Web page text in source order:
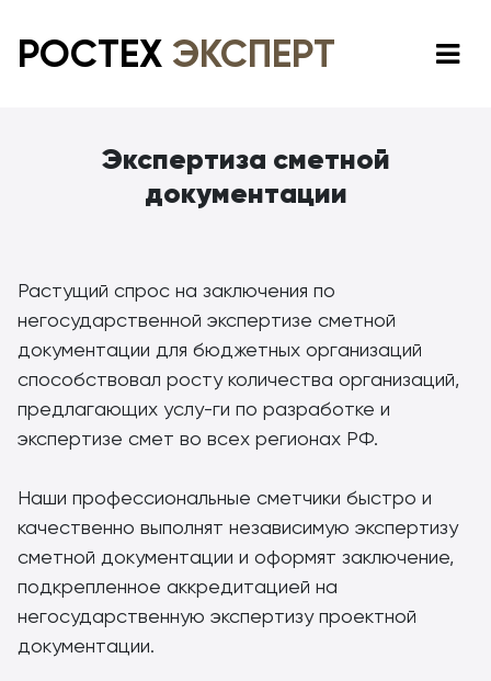
РОСТЕХ ЭКСПЕРТ
Экспертиза сметной
документации
Растущий спрос на заключения по
негосударственной экспертизе сметной
документации для бюджетных организаций
способствовал росту количества организаций,
предлагающих услу-ги по разработке и
экспертизе смет во всех регионах РФ.
Наши профессиональные сметчики быстро и
качественно выполнят независимую экспертизу
сметной документации и оформят заключение,
подкрепленное аккредитацией на
негосударственную экспертизу проектной
документации.